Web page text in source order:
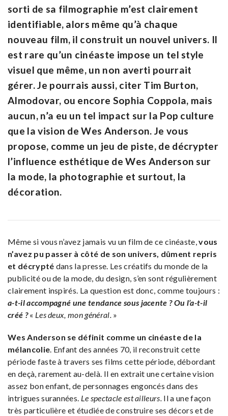
sorti de sa filmographie m’est clairement
identifiable, alors même qu’à chaque
nouveau film, il construit un nouvel univers. Il
est rare qu’un cinéaste impose un tel style
visuel que même, un non averti pourrait
gérer. Je pourrais aussi, citer Tim Burton,
Almodovar, ou encore Sophia Coppola, mais
aucun, n’a eu un tel impact sur la Pop culture
que la vision de Wes Anderson. Je vous
propose, comme un jeu de piste, de décrypter
l’influence esthétique de Wes Anderson sur
la mode, la photographie et surtout, la
décoration.
Même si vous n’avez jamais vu un film de ce cinéaste,vous
n’avez pu passer à côté de son univers, dûment repris
et décrypté dans la presse. Les créatifs du monde de la
publicité ou de la mode, du design, s’en sont régulièrement
clairement inspirés. La question est donc, comme toujours :
a-t-il accompagné une tendance sous jacente ? Ou l’a-t-il
créé ?« Les deux, mon général. »
Wes Anderson se définit comme un cinéaste de la
mélancolie . Enfant des années 70, il reconstruit cette
période faste à travers ses films cette période, débordant
en deçà, rarement au-delà. Il en extrait une certaine vision
assez bon enfant, de personnages engoncés dans des
intrigues surannées. Le spectacle est ailleurs. Il a une façon
très particulière et étudiée de construire ses décors et de